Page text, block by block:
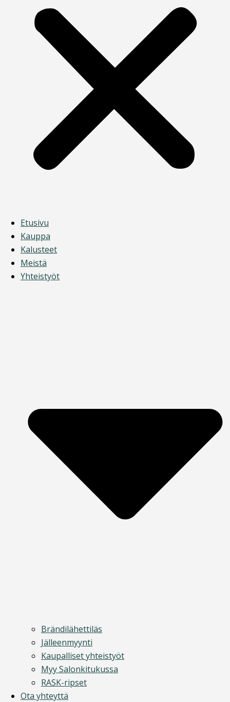
Etusivu
Kauppa
Kalusteet
Meistä
Yhteistyöt
Brändilähettiläs
Jälleenmyynti
Kaupalliset yhteistyöt
Myy Salonkitukussa
RASK-ripset
Ota yhteyttä